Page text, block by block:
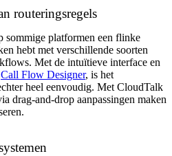
routeringsregels
sommige platformen een flinke
hebt met verschillende soorten
Met de intuïtieve interface en
Call Flow Designer, is het
heel eenvoudig. Met CloudTalk
drag-and-drop aanpassingen maken